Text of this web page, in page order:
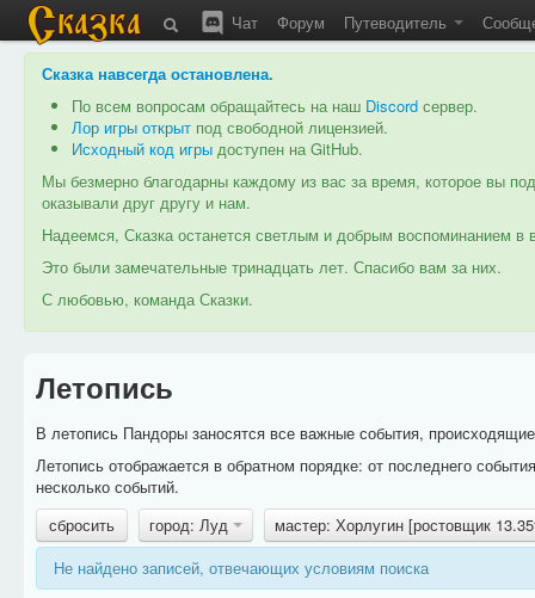
Чат Форум Путеводитель
Сказка навсегда остановлена.
По всем вопросам обращайтесь на наш Discord сервер.
Лор игры открыт под свободной лицензией.
Исходный код игры доступен на GitHub.
Мы безмерно благодарны каждому из вас за время, которое вы
оказывали друг другу и нам.
Надеемся, Сказка останется светлым и добрым воспоминанием
Это были замечательные тринадцать лет. Спасибо вам за них.
С любовью, команда Сказки.
Летопись
В летопись Пандоры заносятся все важные события,
Летопись отображается в обратном порядке: от последнего
несколько событий.
сбросить
город: Луд
мастер: Хорлугин [ростовщик
Не найдено записей, отвечающих условиям поиска